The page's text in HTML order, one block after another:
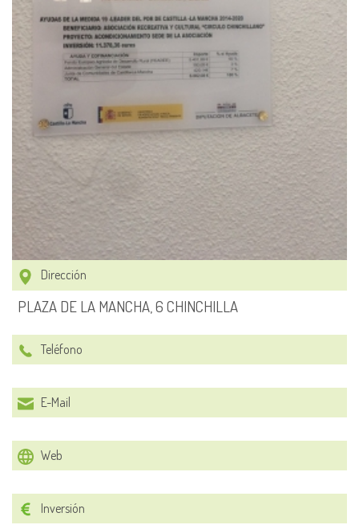
Dirección
PLAZA DE LA MANCHA, 6 CHINCHILLA
Teléfono
E-Mail
Web
Inversión